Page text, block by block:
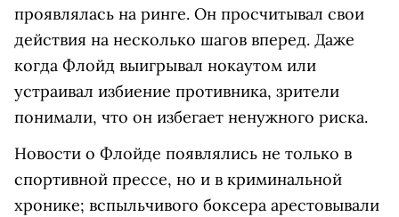
проявлялась на ринге. Он просчитывал свои
действия на несколько шагов вперед. Даже
когда Флойд выигрывал нокаутом или
устраивал избиение противника, зрители
понимали, что он избегает ненужного риска.
Новости о Флойде появлялись не только в
спортивной прессе, но и в криминальной
хронике; вспыльчивого боксера арестовывали